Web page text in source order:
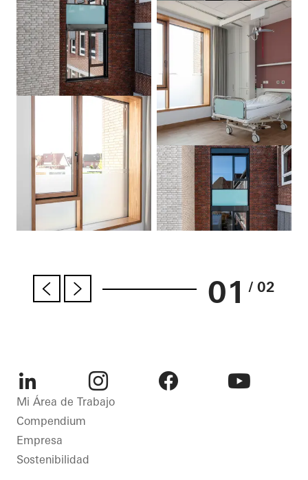
01 / 02
LinkedIn Instagram
Mi Área de Trabajo
Compendium
Empresa
Sostenibilidad